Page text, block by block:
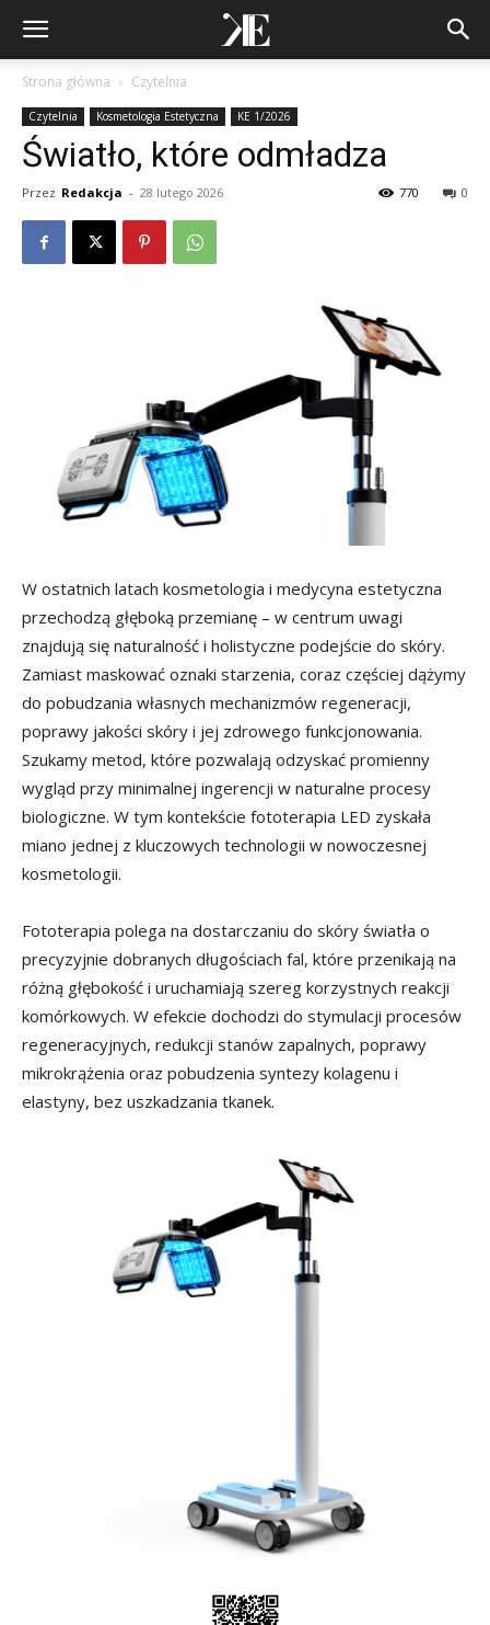
Strona główna Czytelnia
Czytelnia Kosmetologia Estetyczna KE 1/2026
Światło, które odmładza
Przez Redakcja - 28 lutego 2026 0
770
W ostatnich latach kosmetologia i medycyna estetyczna
przechodzą głęboką przemianę – w centrum uwagi
znajdują się naturalność i holistyczne podejście do skóry.
Zamiast maskować oznaki starzenia, coraz częściej dążymy
do pobudzania własnych mechanizmów regeneracji,
poprawy jakości skóry i jej zdrowego funkcjonowania.
Szukamy metod, które pozwalają odzyskać promienny
wygląd przy minimalnej ingerencji w naturalne procesy
biologiczne. W tym kontekście fototerapia LED zyskała
miano jednej z kluczowych technologii w nowoczesnej
kosmetologii.
Fototerapia polega na dostarczaniu do skóry światła o
precyzyjnie dobranych długościach fal, które przenikają na
różną głębokość i uruchamiają szereg korzystnych reakcji
komórkowych. W efekcie dochodzi do stymulacji procesów
regeneracyjnych, redukcji stanów zapalnych, poprawy
mikrokrążenia oraz pobudzenia syntezy kolagenu i
elastyny, bez uszkadzania tkanek.